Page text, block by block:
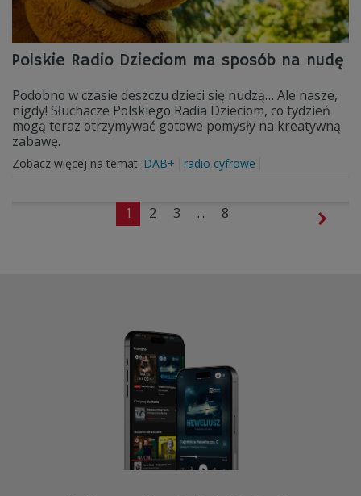
Polskie Radio Dzieciom ma sposób na nudę
Podobno w czasie deszczu dzieci się nudzą… Ale nasze,
nigdy! Słuchacze Polskiego Radia Dzieciom, co tydzień
mogą teraz otrzymywać gotowe pomysły na kreatywną
zabawę.
Zobacz więcej na temat: DAB+ radio cyfrowe
1 2 3 ... 8